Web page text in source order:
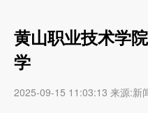
黄山职业技术学
学
2025-09-15 11:03:13 来源:新